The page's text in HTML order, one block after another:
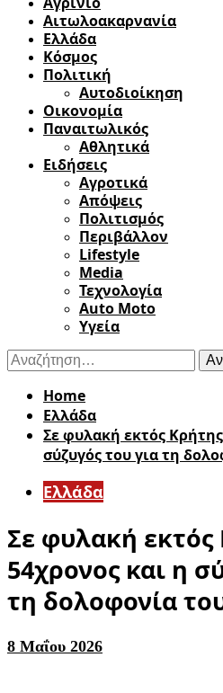
Αιτωλοακαρνανία
Ελλάδα
Κόσμος
Πολιτική
Αυτοδιοίκηση
Οικονομία
Παναιτωλικός
Αθλητικά
Ειδήσεις
Αγροτικά
Απόψεις
Πολιτισμός
Περιβάλλον
Lifestyle
Media
Τεχνολογία
Auto Moto
Υγεία
Αναζήτηση
για:
Home
Ελλάδα
Σε φυλακή εκτός
σύζυγός του για τη
Ελλάδα
Σε φυλακή εκτός
54χρονος και η
τη δολοφονία
8 Μαΐου 2026